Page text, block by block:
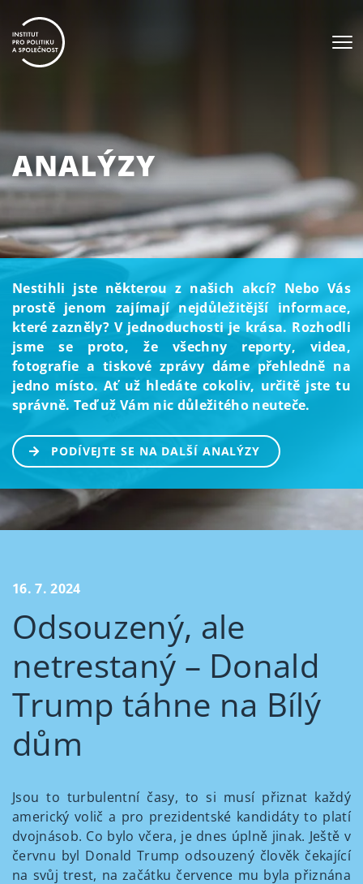
ANALÝZY
Nestihli jste některou z našich akcí? Nebo Vás
prostě jenom zajímají nejdůležitější informace,
které zazněly? V jednoduchosti je krása. Rozhodli
jsme se proto, že všechny reporty, videa,
fotografie a tiskové zprávy dáme přehledně na
jedno místo. Ať už hledáte cokoliv, určitě jste tu
správně. Teď už Vám nic důležitého neuteče.
PODÍVEJTE SE NA DALŠÍ ANALÝZY
16. 7. 2024
Odsouzený, ale
netrestaný – Donald
Trump táhne na Bílý
dům
Jsou to turbulentní časy, to si musí přiznat každý
americký volič a pro prezidentské kandidáty to platí
dvojnásob. Co bylo včera, je dnes úplně jinak. Ještě v
červnu byl Donald Trump odsouzený člověk čekající
na svůj trest, na začátku července mu byla přiznána